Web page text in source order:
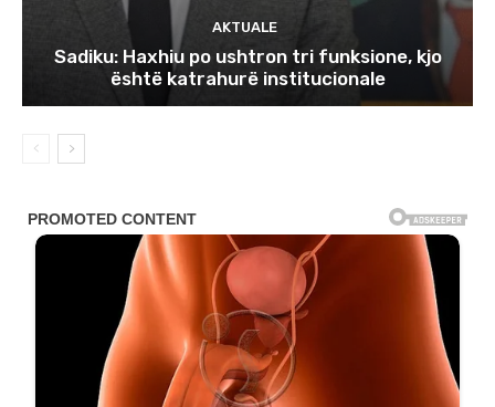
AKTUALE
Sadiku: Haxhiu po ushtron tri funksione, kjo
është katrahurë institucionale